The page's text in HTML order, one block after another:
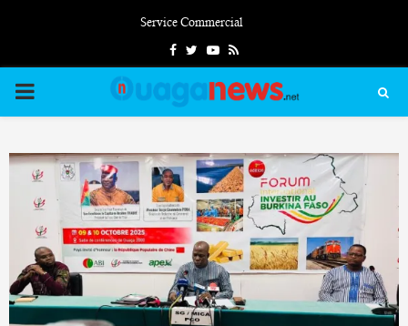
Service Commercial
FacebookTwitterYoutube
Rss
PRIMARY